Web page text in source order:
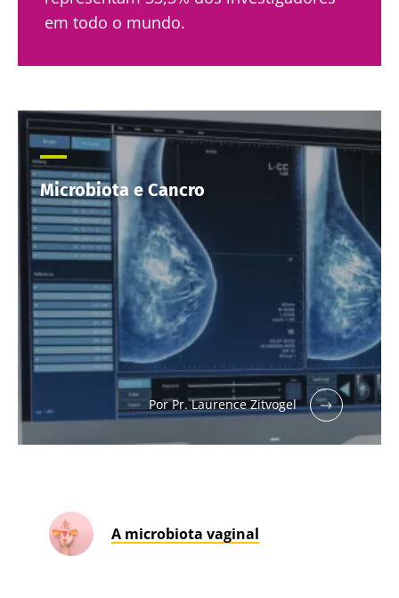
em todo o mundo.
Microbiota e Cancro
Por Pr. Laurence Zitvogel
A microbiota vaginal